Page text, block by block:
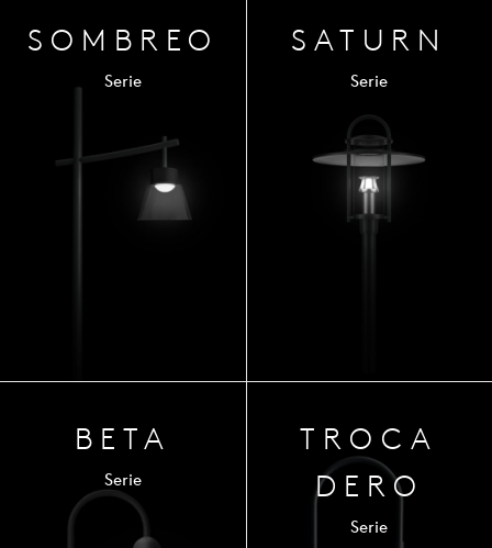
SOM BREO
Serie
SATURN
Serie
BETA
Serie
TROCA
DERO
Serie